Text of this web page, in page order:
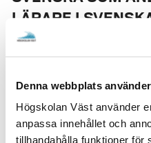
Denna webbplats
Högskolan Väst använder
anpassa innehållet och
tillhandahålla funktioner för
LÄRARE I
(SFI) (1-30)
Ingår i Lärarlyftet 30 hp.
För dig som är anställd
behörighetsgivande
ämnesbehörig eller för dig
inom SFI utan en